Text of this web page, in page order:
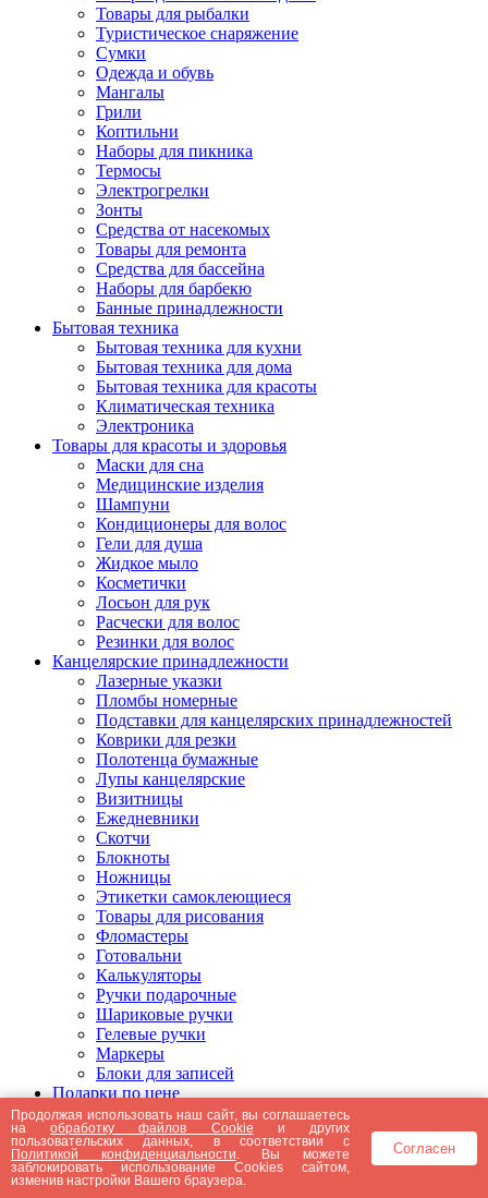
Товары для рыбалки
Туристическое снаряжение
Сумки
Одежда и обувь
Мангалы
Грили
Коптильни
Наборы для пикника
Термосы
Электрогрелки
Зонты
Средства от насекомых
Товары для ремонта
Средства для бассейна
Наборы для барбекю
Банные принадлежности
Бытовая техника
Бытовая техника для кухни
Бытовая техника для дома
Бытовая техника для красоты
Климатическая техника
Электроника
Товары для красоты и здоровья
Маски для сна
Медицинские изделия
Шампуни
Кондиционеры для волос
Гели для душа
Жидкое мыло
Косметички
Лосьон для рук
Расчески для волос
Резинки для волос
Канцелярские принадлежности
Лазерные указки
Пломбы номерные
Подставки для канцелярских принадлежностей
Коврики для резки
Полотенца бумажные
Лупы канцелярские
Визитницы
Ежедневники
Скотчи
Блокноты
Ножницы
Этикетки самоклеющиеся
Товары для рисования
Фломастеры
Готовальни
Калькуляторы
Ручки подарочные
Шариковые ручки
Гелевые ручки
Маркеры
Блоки для записей
Подарки по цене
Подарки от 5000 рублей
Подарки до 5000 рублей
Подарки до 3000 рублей
Подарки до 2000 рублей
Подарки до 1000 рублей
Продолжая использовать наш сайт, вы соглашаетесь
наобработку файлов Cookie и других
пользовательских данных, в соответствии с
Политикой конфиденциальности . Вы можете
заблокировать использование Cookies сайтом,
изменив настройки Вашего браузера.
Согласен